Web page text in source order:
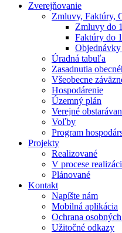
Zverejňovanie
Zmluvy, Faktúry,
Zmluvy do
Faktúry do
Objednávky
Úradná tabuľa
Zasadnutia
Všeobecne
Hospodárenie
Územný plán
Verejné
Voľby
Program
Projekty
Realizované
V procese
Plánované
Kontakt
Napíšte nám
Mobilná aplikácia
Ochrana
Užitočné odkazy